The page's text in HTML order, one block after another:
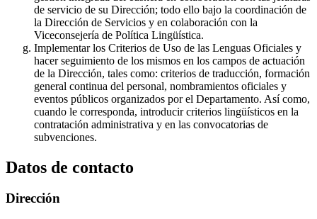
de servicio de su Dirección; todo ello bajo la coordinación de
la Dirección de Servicios y en colaboración con la
Viceconsejería de Política Lingüística.
Implementar los Criterios de Uso de las Lenguas Oficiales y
hacer seguimiento de los mismos en los campos de actuación
de la Dirección, tales como: criterios de traducción, formación
general continua del personal, nombramientos oficiales y
eventos públicos organizados por el Departamento. Así como,
cuando le corresponda, introducir criterios lingüísticos en la
contratación administrativa y en las convocatorias de
subvenciones.
Datos de contacto
Dirección